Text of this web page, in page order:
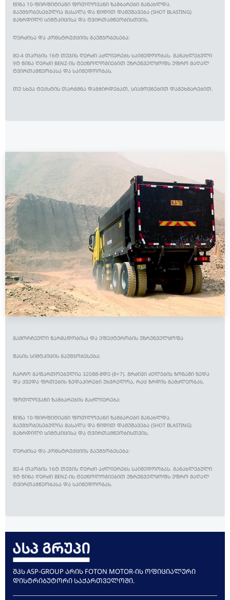
ᲬᲘᲜᲐ 10-ᲤᲘᲠᲤᲘᲢᲘᲐᲜᲘ ᲤᲝᲗᲚᲝᲕᲐᲜᲘ ᲖᲐᲛᲑᲐᲠᲔᲑᲘ ᲒᲐᲜᲐᲮᲚᲓᲐ.
ᲒᲐᲣᲛᲯᲝᲑᲔᲡᲔᲑᲣᲚᲘᲐ ᲛᲐᲡᲐᲚᲐ ᲓᲐ ᲬᲘᲓᲘᲗ ᲓᲐᲛᲣᲨᲐᲕᲔᲑᲐ (SHOT BLASTING)
ᲒᲐᲖᲠᲓᲘᲚᲘ ᲡᲘᲛᲢᲙᲘᲪᲘᲡᲐ ᲓᲐ ᲢᲕᲘᲠᲗᲐᲛᲬᲔᲝᲑᲘᲡᲗᲕᲘᲡ.
ᲦᲔᲠᲫᲘᲡᲐ ᲓᲐ ᲙᲝᲜᲡᲢᲠᲣᲥᲪᲘᲘᲡ ᲒᲐᲣᲛᲯᲝᲑᲔᲡᲔᲑᲐ:
ᲛᲔ-4 ᲗᲐᲝᲑᲘᲡ 16Ტ ᲗᲣᲯᲘᲡ ᲦᲔᲠᲫᲘ ᲐᲫᲚᲘᲔᲠᲔᲑᲡ ᲡᲐᲘᲛᲔᲓᲝᲝᲑᲐᲡ. ᲒᲐᲜᲐᲮᲚᲔᲑᲣᲚᲘ
9Ტ ᲬᲘᲜᲐ ᲦᲔᲠᲫᲘ BENZ-ᲘᲡ ᲢᲔᲥᲜᲝᲚᲝᲒᲘᲔᲑᲘᲗ ᲣᲖᲠᲣᲜᲕᲔᲚᲧᲝᲤᲡ ᲣᲤᲠᲝ ᲛᲐᲦᲐᲚ
ᲢᲕᲘᲠᲗᲐᲛᲬᲔᲝᲑᲐᲡᲐ ᲓᲐ ᲡᲐᲘᲛᲔᲓᲝᲝᲑᲐᲡ.
ᲗᲣ ᲡᲮᲕᲐ ᲢᲔᲥᲡᲢᲘᲡ ᲗᲐᲠᲒᲛᲜᲐ ᲓᲐᲒᲭᲘᲠᲓᲔᲑᲐᲗ, ᲡᲘᲐᲛᲝᲕᲜᲔᲑᲘᲗ ᲓᲐᲒᲔᲮᲛᲐᲠᲔᲑᲘᲗ.
ᲒᲐᲛᲝᲠᲩᲔᲣᲚᲘ ᲬᲐᲠᲛᲐᲓᲝᲑᲘᲡᲐ ᲓᲐ ᲔᲤᲔᲥᲢᲣᲠᲝᲑᲘᲡ ᲣᲖᲠᲣᲜᲕᲔᲚᲧᲝᲤᲐ
ᲨᲐᲡᲘᲡ ᲡᲘᲛᲢᲙᲘᲪᲘᲡ ᲒᲐᲣᲛᲯᲝᲑᲔᲡᲔᲑᲐ:
ᲩᲐᲠᲩᲝ ᲒᲐᲤᲐᲠᲗᲝᲔᲑᲣᲚᲘᲐ 320ᲛᲛ-ᲛᲓᲔ (8+7). ᲒᲠᲫᲘᲕᲘ ᲫᲔᲚᲔᲑᲘᲡ ᲖᲝᲜᲐᲨᲘ ᲖᲔᲓᲐ
ᲓᲐ ᲥᲕᲔᲓᲐ ᲤᲠᲗᲔᲑᲘᲡ ᲖᲔᲓᲐᲞᲘᲠᲔᲑᲘ ᲣᲮᲕᲠᲔᲚᲝᲐ, ᲠᲐᲪ ᲖᲠᲓᲘᲡ ᲒᲐᲛᲫᲚᲔᲝᲑᲐᲡ.
ᲤᲝᲗᲚᲝᲕᲐᲜᲘ ᲖᲐᲛᲑᲐᲠᲔᲑᲘᲡ ᲒᲐᲫᲚᲘᲔᲠᲔᲑᲐ:
ᲬᲘᲜᲐ 10-ᲤᲘᲠᲤᲘᲢᲘᲐᲜᲘ ᲤᲝᲗᲚᲝᲕᲐᲜᲘ ᲖᲐᲛᲑᲐᲠᲔᲑᲘ ᲒᲐᲜᲐᲮᲚᲓᲐ.
ᲒᲐᲣᲛᲯᲝᲑᲔᲡᲔᲑᲣᲚᲘᲐ ᲛᲐᲡᲐᲚᲐ ᲓᲐ ᲬᲘᲓᲘᲗ ᲓᲐᲛᲣᲨᲐᲕᲔᲑᲐ (SHOT BLASTING)
ᲒᲐᲖᲠᲓᲘᲚᲘ ᲡᲘᲛᲢᲙᲘᲪᲘᲡᲐ ᲓᲐ ᲢᲕᲘᲠᲗᲐᲛᲬᲔᲝᲑᲘᲡᲗᲕᲘᲡ.
ᲦᲔᲠᲫᲘᲡᲐ ᲓᲐ ᲙᲝᲜᲡᲢᲠᲣᲥᲪᲘᲘᲡ ᲒᲐᲣᲛᲯᲝᲑᲔᲡᲔᲑᲐ:
ᲛᲔ-4 ᲗᲐᲝᲑᲘᲡ 16Ტ ᲗᲣᲯᲘᲡ ᲦᲔᲠᲫᲘ ᲐᲫᲚᲘᲔᲠᲔᲑᲡ ᲡᲐᲘᲛᲔᲓᲝᲝᲑᲐᲡ. ᲒᲐᲜᲐᲮᲚᲔᲑᲣᲚᲘ
9Ტ ᲬᲘᲜᲐ ᲦᲔᲠᲫᲘ BENZ-ᲘᲡ ᲢᲔᲥᲜᲝᲚᲝᲒᲘᲔᲑᲘᲗ ᲣᲖᲠᲣᲜᲕᲔᲚᲧᲝᲤᲡ ᲣᲤᲠᲝ ᲛᲐᲦᲐᲚ
ᲢᲕᲘᲠᲗᲐᲛᲬᲔᲝᲑᲐᲡᲐ ᲓᲐ ᲡᲐᲘᲛᲔᲓᲝᲝᲑᲐᲡ.
ᲨᲞᲡ ASP-GROUP ᲐᲠᲘᲡ FOTON MOTOR-ᲘᲡ ᲝᲤᲘᲪᲘᲐᲚᲣᲠᲘ
ᲓᲘᲡᲢᲠᲘᲑᲣᲢᲝᲠᲘ ᲡᲐᲥᲐᲠᲗᲕᲔᲚᲝᲨᲘ.